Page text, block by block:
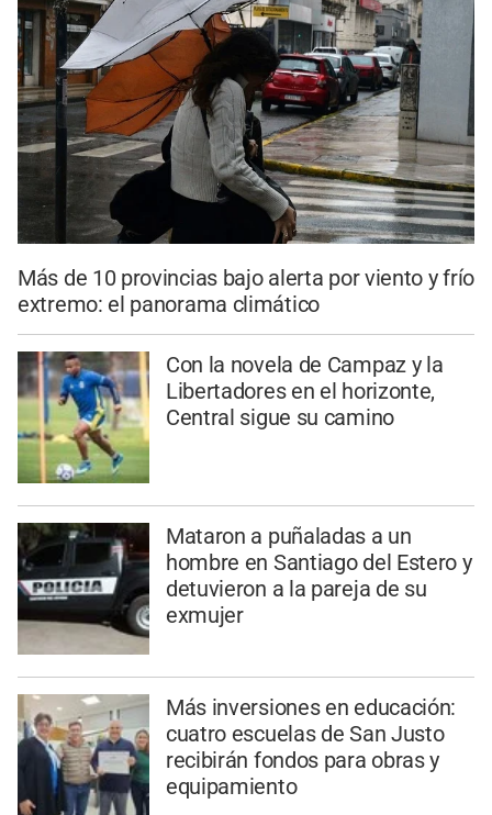
Más de 10 provincias bajo alerta por viento y frío
extremo: el panorama climático
Con la novela de Campaz y la
Libertadores en el horizonte,
Central sigue su camino
Mataron a puñaladas a un
hombre en Santiago del Estero y
detuvieron a la pareja de su
exmujer
Más inversiones en educación:
cuatro escuelas de San Justo
recibirán fondos para obras y
equipamiento